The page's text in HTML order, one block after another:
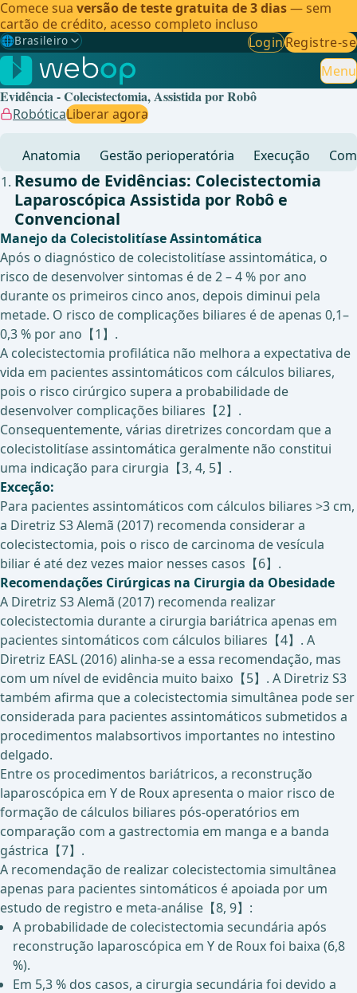
Comece sua versão de teste gratuita de 3 dias— sem
cartão de crédito, acesso completo incluso
🌐Brasileiro
Gewählte Sprache: Brasileiro
🇩🇪 Alemão
🇬🇧Inglês
🇧🇷 ✓
LoginRegistre-se
Menu
Evidência - Colecistectomia, Assistida por Robô
RobóticaLiberar agora
Anatomia Gestão perioperatória Execução
Resumo de Evidências: Colecistectomia
Laparoscópica Assistida por Robô e
Convencional
Manejo da Colecistolitíase Assintomática
Após o diagnóstico de colecistolitíase assintomática, o
risco de desenvolver sintomas é de 2 – 4 % por ano
durante os primeiros cinco anos, depois diminui pela
metade. O risco de complicações biliares é de apenas 0,1–
0,3 % por ano【1】.
A colecistectomia profilática não melhora a expectativa de
vida em pacientes assintomáticos com cálculos biliares,
pois o risco cirúrgico supera a probabilidade de
desenvolver complicações biliares【2】.
Consequentemente, várias diretrizes concordam que a
colecistolitíase assintomática geralmente não constitui
uma indicação para cirurgia【3, 4, 5】.
Exceção:
Para pacientes assintomáticos com cálculos biliares >3 cm,
a Diretriz S3 Alemã (2017) recomenda considerar a
colecistectomia, pois o risco de carcinoma de vesícula
biliar é até dez vezes maior nesses casos【6】.
Recomendações Cirúrgicas na Cirurgia da Obesidade
A Diretriz S3 Alemã (2017) recomenda realizar
colecistectomia durante a cirurgia bariátrica apenas em
pacientes sintomáticos com cálculos biliares【4】. A
Diretriz EASL (2016) alinha-se a essa recomendação, mas
com um nível de evidência muito baixo【5】. A Diretriz S3
também afirma que a colecistectomia simultânea pode ser
considerada para pacientes assintomáticos submetidos a
procedimentos malabsortivos importantes no intestino
delgado.
Entre os procedimentos bariátricos, a reconstrução
laparoscópica em Y de Roux apresenta o maior risco de
formação de cálculos biliares pós-operatórios em
comparação com a gastrectomia em manga e a banda
gástrica【7】.
A recomendação de realizar colecistectomia simultânea
apenas para pacientes sintomáticos é apoiada por um
estudo de registro e meta-análise【8, 9】:
A probabilidade de colecistectomia secundária após
reconstrução laparoscópica em Y de Roux foi baixa (6,8
%).
Em 5,3 % dos casos, a cirurgia secundária foi devido a